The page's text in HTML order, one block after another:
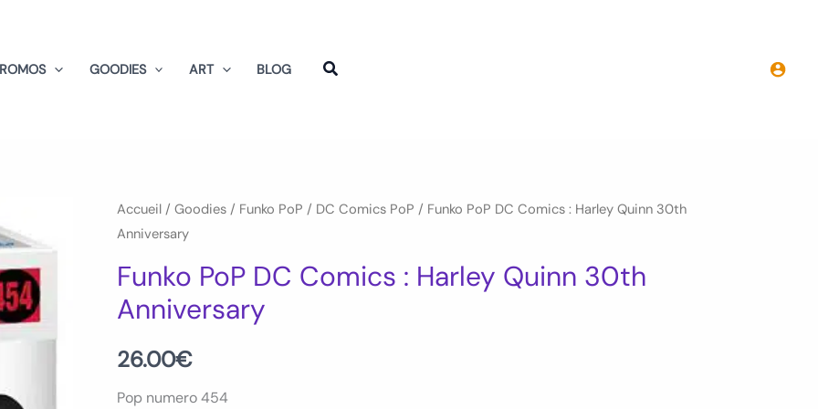
GOODIES ART BLOG
Accueil / Goodies / Funko PoP / DC Comics PoP / Funko PoP DC Comics : Harley Quinn 30th
Anniversary
Funko PoP DC Comics : Harley Quinn 30th
Anniversary
26.00€
Pop numero 454
quantité
de
Funko
PoP
DC
:
Harley
Anniversary